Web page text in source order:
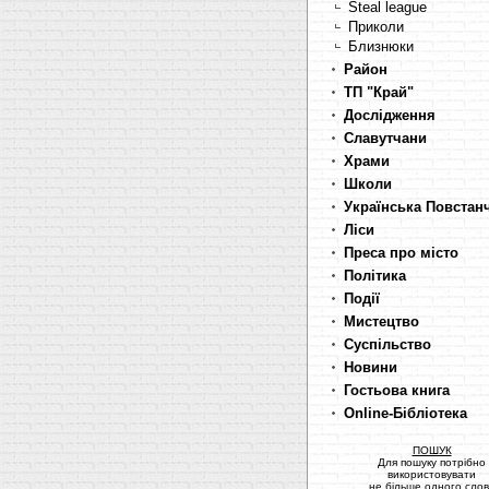
Steal league
Приколи
Близнюки
Район
ТП "Край"
Дослідження
Славутчани
Храми
Школи
Українська
Ліси
Преса про місто
Політика
Події
Мистецтво
Суспільство
Новини
Гостьова книга
Online-Бібліотека
ПОШУК
Для пошуку потрібно
використовувати
не більше одного